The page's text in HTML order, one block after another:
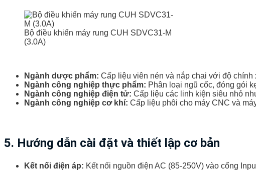
Bộ điều khiển máy rung CUH SDVC31-M
(3.0A)
Ngành dược phẩm: Cấp liệu viên nén và nắp chai với độ chính
Ngành công nghiệp thực phẩm: Phân loại ngũ cốc, đóng gói
Ngành công nghiệp điện tử: Cấp liệu các linh kiện siêu nhỏ
Ngành công nghiệp cơ khí: Cấp liệu phôi cho máy CNC và
5. Hướng dẫn cài đặt và thiết lập cơ bản
Kết nối điện áp: Kết nối nguồn điện AC (85-250V) vào cổng